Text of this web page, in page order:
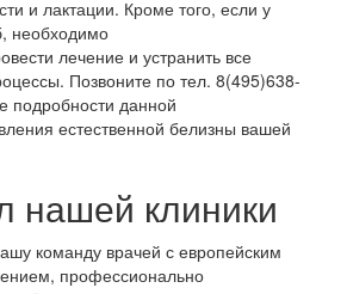
и лактации. Кроме того, если у
необходимо
лечение и устранить все
Позвоните по тел. 8(495)638-
подробности данной
естественной белизны вашей
нашей клиники
команду врачей с европейским
профессионально